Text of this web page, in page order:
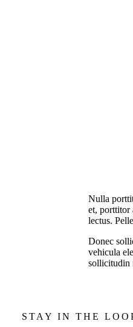
Nulla
et, porttitor
lectus.
Donec
vehicula
sollicitudin
STAY IN THE